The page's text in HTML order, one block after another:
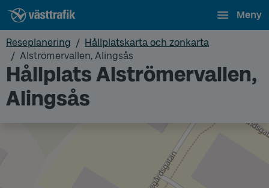
Meny
Reseplanering
Hållplatskarta och zonkarta
Alströmervallen, Alingsås
Hållplats Alströmervallen,
Alingsås